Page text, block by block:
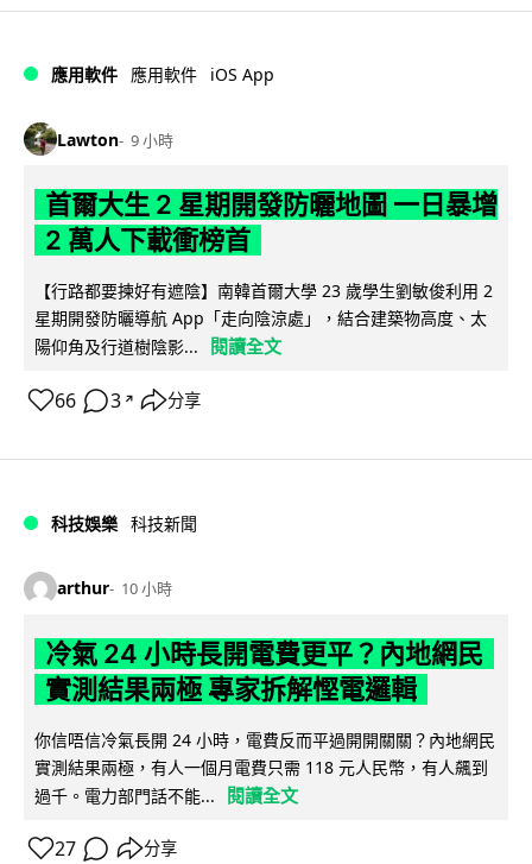
應用軟件 應用軟件 iOS App
Lawton 9 小時
首爾大生 2 星期開發防曬地圖 一日暴增
2 萬人下載衝榜首
【行路都要揀好有遮陰】南韓首爾大學 23 歲學生劉敏俊利用 2
星期開發防曬導航 App「走向陰涼處」，結合建築物高度、太
陽仰角及行道樹陰影...
閱讀全文
66 3 ↗ 分享
科技娛樂 科技新聞
arthur 10 小時
冷氣 24 小時長開電費更平？內地網民
實測結果兩極 專家拆解慳電邏輯
你信唔信冷氣長開 24 小時，電費反而平過開開關關？內地網民
實測結果兩極，有人一個月電費只需 118 元人民幣，有人飆到
過千。電力部門話不能...
閱讀全文
27 分享